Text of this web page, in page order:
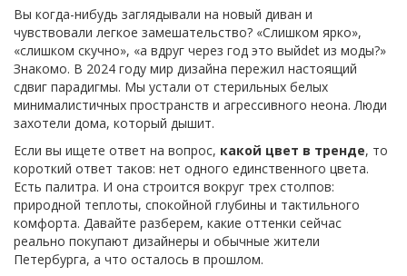
Вы когда-нибудь заглядывали на новый диван и
чувствовали легкое замешательство? «Слишком ярко»,
«слишком скучно», «а вдруг через год это выйdet из моды?»
Знакомо. В 2024 году мир дизайна пережил настоящий
сдвиг парадигмы. Мы устали от стерильных белых
минималистичных пространств и агрессивного неона. Люди
захотели дома, который дышит.
Если вы ищете ответ на вопрос, какой цвет в тренде, то
короткий ответ таков: нет одного единственного цвета.
Есть палитра. И она строится вокруг трех столпов:
природной теплоты, спокойной глубины и тактильного
комфорта. Давайте разберем, какие оттенки сейчас
реально покупают дизайнеры и обычные жители
Петербурга, а что осталось в прошлом.